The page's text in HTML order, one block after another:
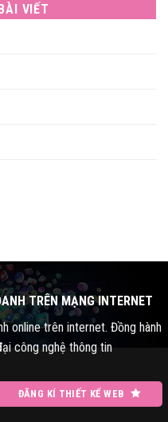
VIẾT
TRÊN MẠNG INTERNET
online trên internet. Đồng hành
công nghệ thông tin
ĐĂNG KÍ THIẾT KẾ WEB